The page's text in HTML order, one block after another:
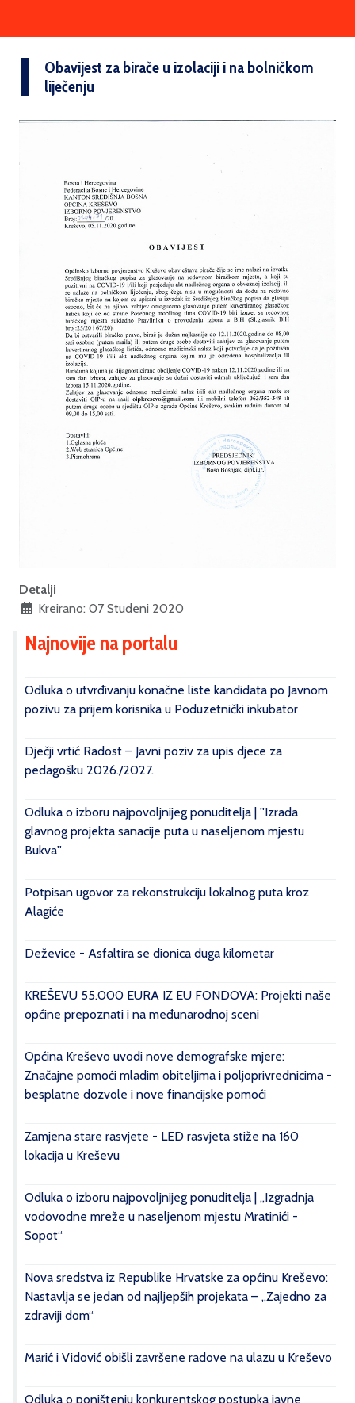
Obavijest za birače u izolaciji i na bolničkom
liječenju
Detalji
Kreirano: 07 Studeni 2020
Najnovije na portalu
Odluka o utvrđivanju konačne liste kandidata po Javnom
pozivu za prijem korisnika u Poduzetnički inkubator
Dječji vrtić Radost – Javni poziv za upis djece za
pedagošku 2026./2027.
Odluka o izboru najpovoljnijeg ponuditelja | ''Izrada
glavnog projekta sanacije puta u naseljenom mjestu
Bukva''
Potpisan ugovor za rekonstrukciju lokalnog puta kroz
Alagiće
Deževice - Asfaltira se dionica duga kilometar
KREŠEVU 55.000 EURA IZ EU FONDOVA: Projekti naše
općine prepoznati i na međunarodnoj sceni
Općina Kreševo uvodi nove demografske mjere:
Značajne pomoći mladim obiteljima i poljoprivrednicima -
besplatne dozvole i nove financijske pomoći
Zamjena stare rasvjete - LED rasvjeta stiže na 160
lokacija u Kreševu
Odluka o izboru najpovoljnijeg ponuditelja | „Izgradnja
vodovodne mreže u naseljenom mjestu Mratinići -
Sopot“
Nova sredstva iz Republike Hrvatske za općinu Kreševo:
Nastavlja se jedan od najljepših projekata – „Zajedno za
zdraviji dom“
Marić i Vidović obišli završene radove na ulazu u Kreševo
Odluka o poništenju konkurentskog postupka javne